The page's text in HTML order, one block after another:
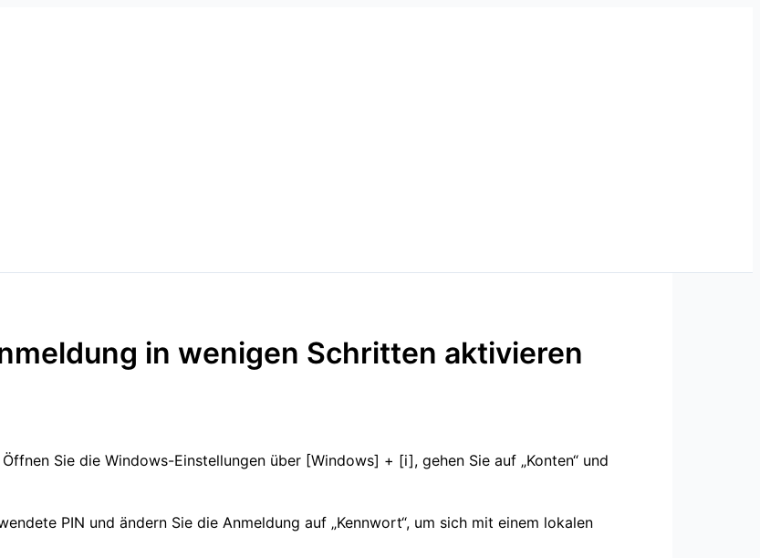
in wenigen Schritten aktivieren
Sie die Windows-Einstellungen über [Windows] + [i], gehen Sie auf „Konten“ und
PIN und ändern Sie die Anmeldung auf „Kennwort“, um sich mit einem lokalen